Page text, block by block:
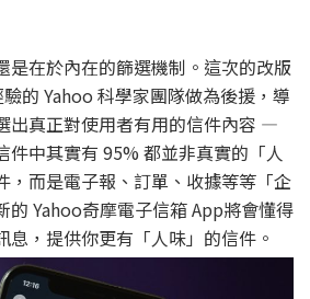
是在於內在的篩選機制。這次的改版
的 Yahoo 科學家團隊做為後援，導
出真正對使用者有用的信件內容 —
件中其實有 95% 都並非真實的「人
，而是電子報、訂單、收據等等「企
的 Yahoo奇摩電子信箱 App將會懂得
息，提供你更有「人味」的信件。